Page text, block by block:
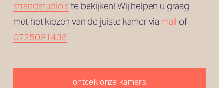
strandstudio’s te bekijken! Wij helpen u graag
met het kiezen van de juiste kamer via mail
of
0725091436
ontdek onze kamers